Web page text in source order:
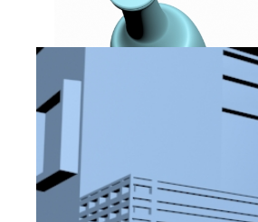
Botella y logotipo de Android